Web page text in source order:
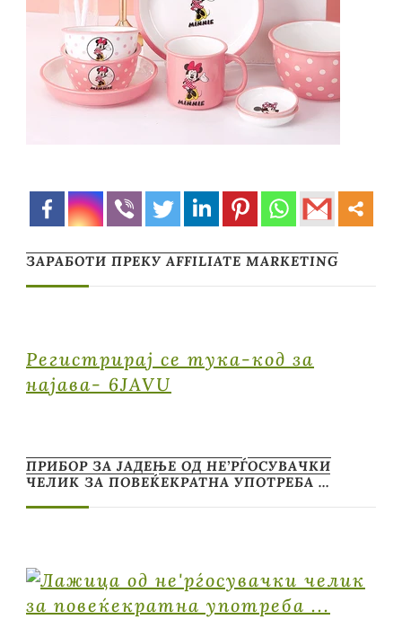
ЗАРАБОТИ ПРЕКУ AFFILIATE MARKETING
Регистрирај се тука-код за
најава- 6JAVU
ПРИБОР ЗА ЈАДЕЊЕ ОД НЕ’РЃОСУВАЧКИ
ЧЕЛИК ЗА ПОВЕЌЕКРАТНА УПОТРЕБА …